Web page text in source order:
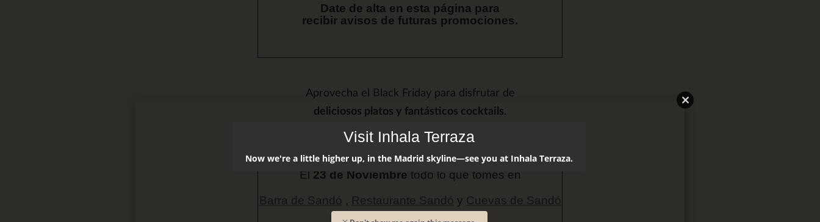
Date de alta en esta página para
recibir avisos de futuras promociones.
Aprovecha el Black Friday para disfrutar de
deliciosos platos y fantásticos cocktails.
El 23 de Noviembre todo lo que tomes en
Barra de Sandó , Restaurante Sandó y Cuevas de Sandó
Visit Inhala Terraza
Now we're a little higher up, in the Madrid skyline—see you at Inhala Terraza.